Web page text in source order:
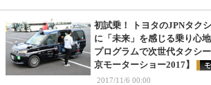
初試乗！ トヨタのJPNタク
に「未来」を感じる乗り心
プログラムで次世代タクシ
京モーターショー2017】
2017/11/6 00:00